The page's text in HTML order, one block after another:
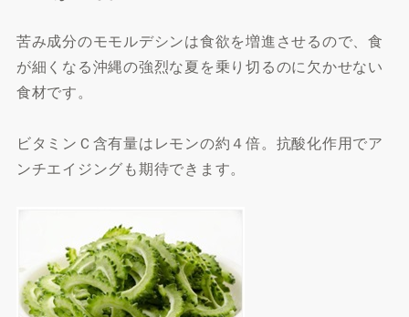
苦み成分のモモルデシンは食欲を増進させるので、食
が細くなる沖縄の強烈な夏を乗り切るのに欠かせない
食材です。
ビタミンＣ含有量はレモンの約４倍。抗酸化作用でア
ンチエイジングも期待できます。